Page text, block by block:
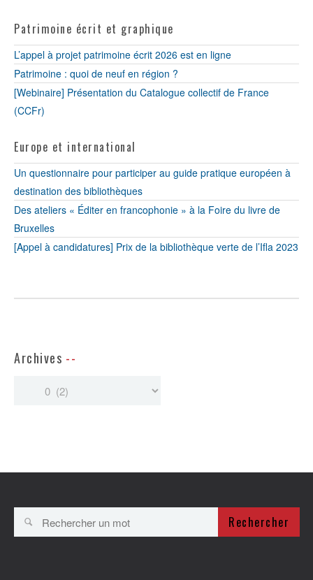
Patrimoine écrit et graphique
L’appel à projet patrimoine écrit 2026 est en ligne
Patrimoine : quoi de neuf en région ?
[Webinaire] Présentation du Catalogue collectif de France
(CCFr)
Europe et international
Un questionnaire pour participer au guide pratique européen à
destination des bibliothèques
Des ateliers « Éditer en francophonie » à la Foire du livre de
Bruxelles
[Appel à candidatures] Prix de la bibliothèque verte de l’Ifla 2023
Archives
Rechercher